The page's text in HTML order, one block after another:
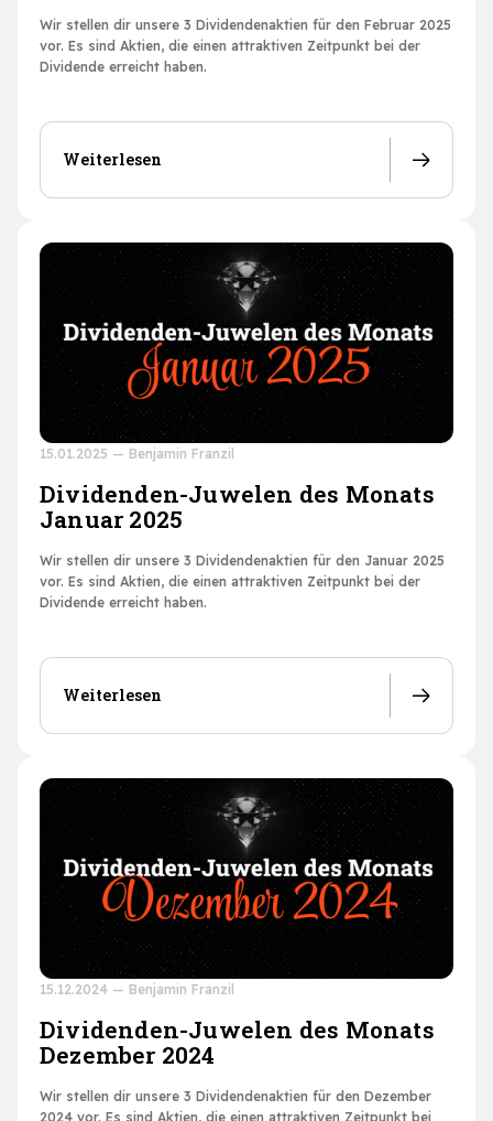
Wir stellen dir unsere 3 Dividendenaktien für den Februar 2025
vor. Es sind Aktien, die einen attraktiven Zeitpunkt bei der
Dividende erreicht haben.
Weiterlesen
15.01.2025 — Benjamin Franzil
Dividenden-Juwelen des Monats
Januar 2025
Wir stellen dir unsere 3 Dividendenaktien für den Januar 2025
vor. Es sind Aktien, die einen attraktiven Zeitpunkt bei der
Dividende erreicht haben.
Weiterlesen
15.12.2024 — Benjamin Franzil
Dividenden-Juwelen des Monats
Dezember 2024
Wir stellen dir unsere 3 Dividendenaktien für den Dezember
2024 vor. Es sind Aktien, die einen attraktiven Zeitpunkt bei